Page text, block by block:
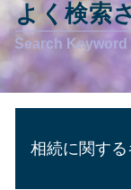
よく検索
相続に関す